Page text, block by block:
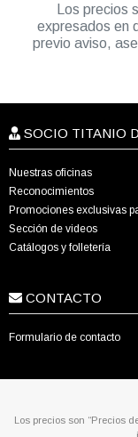
Los precios
expresados en
previo aviso,
SOCIO TITANIO
Nuestras oficinas
Reconocimientos
Promociones exclusivas
Sección de videos
Catálogos y folletería
CONTACTO
Formulario de contacto
Los precios son “Precios